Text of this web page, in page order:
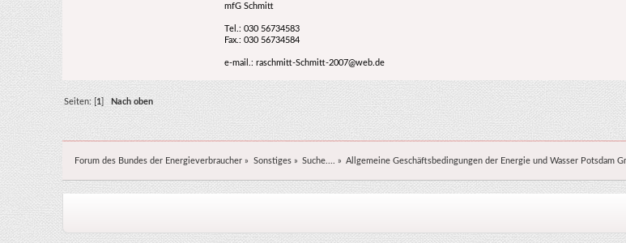
mfG Schmitt
Tel.: 030 56734583
Fax.: 030 56734584
e-mail.: raschmitt-Schmitt-2007@web.de
Seiten: [1 Nach oben
Forum des Bundes der Energieverbraucher » Sonstiges» Suche.... » Allgemeine Geschäftsbedingungen der Energie und Wasser Potsdam